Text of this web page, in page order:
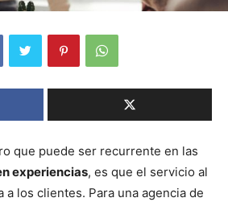
que puede ser recurrente en las
experiencias, es que el servicio al
los clientes. Para una agencia de